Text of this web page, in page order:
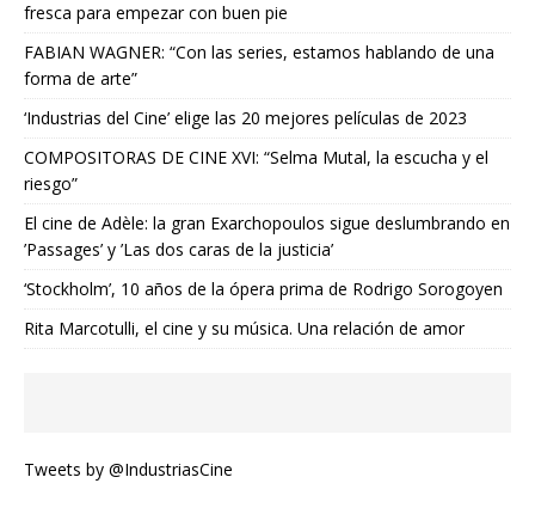
fresca para empezar con buen pie
FABIAN WAGNER: “Con las series, estamos hablando de una
forma de arte”
‘Industrias del Cine’ elige las 20 mejores películas de 2023
COMPOSITORAS DE CINE XVI: “Selma Mutal, la escucha y el
riesgo”
El cine de Adèle: la gran Exarchopoulos sigue deslumbrando en
’Passages’ y ’Las dos caras de la justicia’
‘Stockholm’, 10 años de la ópera prima de Rodrigo Sorogoyen
Rita Marcotulli, el cine y su música. Una relación de amor
Tweets by @IndustriasCine